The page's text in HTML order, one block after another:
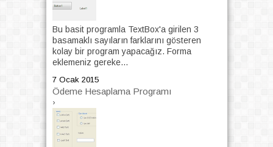
Bu basit programla TextBox'a girilen 3
basamaklı sayıların farklarını gösteren
kolay bir program yapacağız. Forma
eklemeniz gereke...
7 Ocak 2015
Ödeme Hesaplama Programı
›